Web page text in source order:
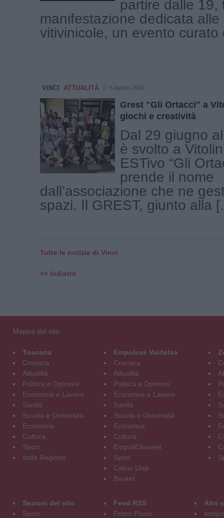
partire dalle 19,
manifestazione dedicata
vitivinicole, un evento curato
VINCI ATTUALITÀ 5 Agosto 2026
Grest "Gli Ortacci" a
giochi e creatività
Dal 29 giugno
è svolto a
ESTivo “Gli
prende il nome
dall’associazione che ne
spazi. Il GREST, giunto alla
Tutte le notizie di Vinci
<< Indietro
Mappa del sito
Toscana
Cronaca
Attualità
Politica e Opinioni
Economia e Lavoro
Sanità
Scuola e Università
Economia
Cultura
Sport
dalla Regione
Empolese Valdelsa
Cronaca
Attualità
Politica e Opinioni
Economia e Lavoro
Sanità
Scuola e Università
Economia
Cultura
EmpoliChannel
Sport
Calcio Uisp
Basket
Sezioni del sito
Sport
Feed RSS
Primo Piano
Altri